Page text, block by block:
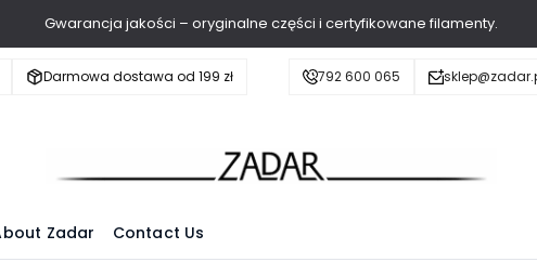
Gwarancja jakości – oryginalne części i certyfikowane filamenty.
Darmowa dostawa od 199 zł
792 600 065
Zadar Contact Us